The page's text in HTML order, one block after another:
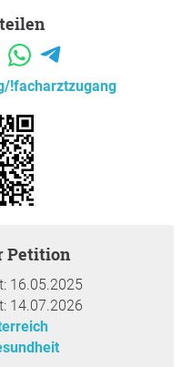
entnommen haben
Österreichische
des freien
erfolgen muss. Nur bei
ausgestellt werden. Ein
nicht mehr möglich.
würden Sie dann ohne
durch die ÖGK nicht
!facharztzugang
Petition
16.05.2025
14.07.2026